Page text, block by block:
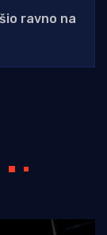
ravno na